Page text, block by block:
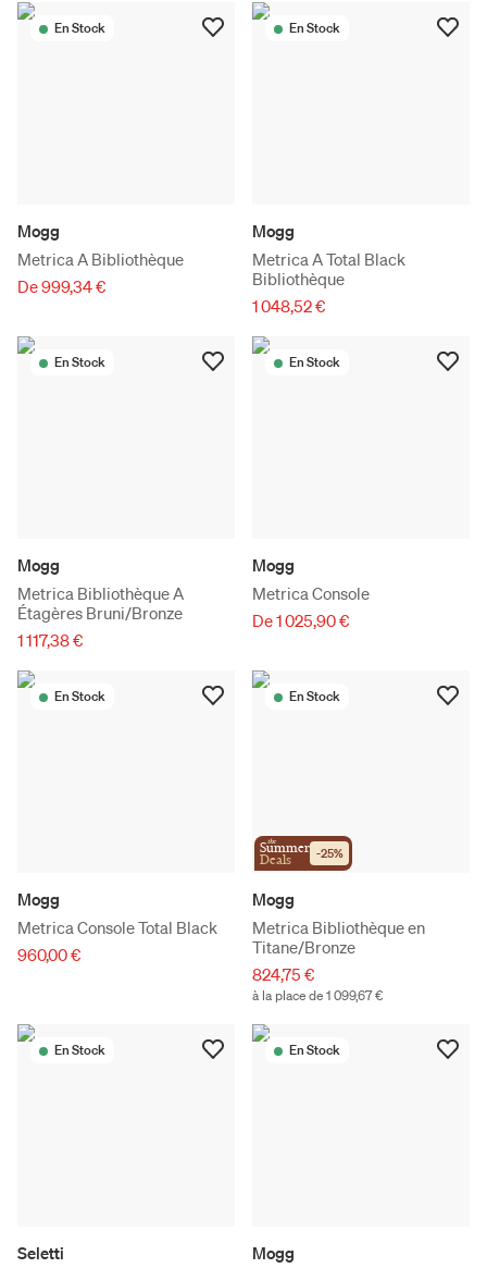
En Stock
Mogg
Metrica A Bibliothèque
De 999,34 €
En Stock
Mogg
Metrica A Total Black
Bibliothèque
1 048,52 €
En Stock
Mogg
Metrica Bibliothèque A
Étagères Bruni/Bronze
1 117,38 €
En Stock
Mogg
Metrica Console
De 1 025,90 €
En Stock
Mogg
Metrica Console Total Black
960,00 €
En Stock
the
Summer
Deals -25%
Mogg
Metrica Bibliothèque en
Titane/Bronze
824,75 €
à la place de 1 099,67 €
En Stock
Seletti
En Stock
Mogg